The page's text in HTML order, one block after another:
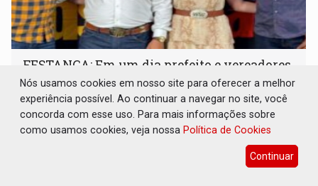
FESTANÇA: Em um dia prefeito e vereadores
liberam R$ 350 mil para mega show em
Chupinguaia
Interior 19 de Junho de 2026 às 11:51
A apresentação da dupla de renome nacional aconteceu
já na noite do dia seguinte, sábado (13), como atração
Nós usamos cookies em nosso site para oferecer a melhor
experiência possível. Ao continuar a navegar no site, você
concorda com esse uso. Para mais informações sobre
como usamos cookies, veja nossa Política de Cookies
Continuar